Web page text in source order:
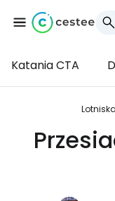
Katania CTA
Lotniska
Cestee
... światowej